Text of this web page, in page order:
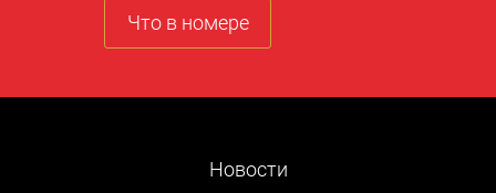
Что в номере
Новости